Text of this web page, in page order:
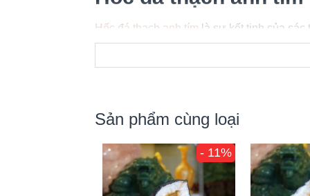
Hốc đá thạch anh tím là sự kết tinh của các
tím hay còn gọi là
hốc đá, màu tím của thạch anh tím đến từ
Sản phẩm cùng loại
- 11%